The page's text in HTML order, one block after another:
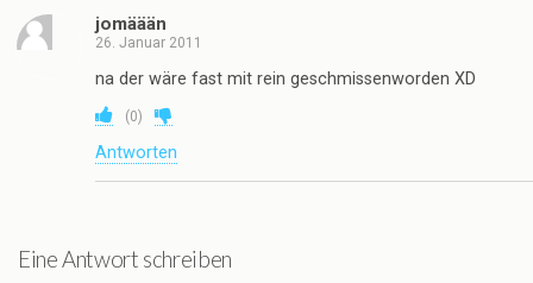
jomäään
26. Januar 2011
na der wäre fast mit rein geschmissenworden XD
(0)
Antworten
Eine Antwort schreiben